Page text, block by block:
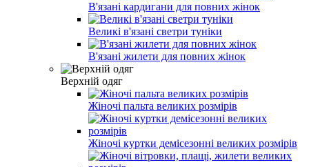
В'язані кардигани для повних жінок
Великі в'язані светри туніки
В'язані жилети для повних жінок
Верхній одяг
Жіночі пальта великих розмірів
Жіночі куртки демісезонні великих розмірів